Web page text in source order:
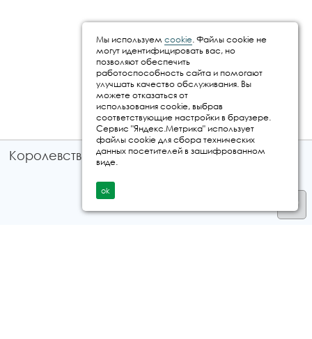
Королевство путешествий © 2026
Мы используем cookie. Файлы cookie не
могут идентифицировать вас, но
позволяют обеспечить
работоспособность сайта и помогают
улучшать качество обслуживания. Вы
можете отказаться от
использования cookie, выбрав
соответствующие настройки в браузере.
Сервис "Яндекс.Метрика" использует
файлы cookie для сбора технических
данных посетителей в зашифрованном
виде.
ok